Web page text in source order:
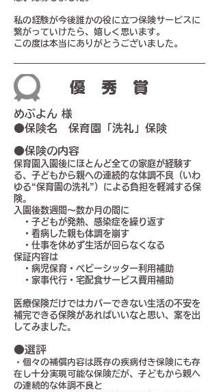
私の経験が今後誰かの役に立つ保険サービスに
繋がっていけたら、嬉しく思います。
この度は本当にありがとうございました。
優秀賞
めぶよん 様
●保険名 保育園「洗礼」保険
●保険の内容
保育園入園後にほとんど全ての家庭が経験す
る、子どもから親への連続的な体調不良（いわ
ゆる“保育園の洗礼”）による負担を軽減する保
険。
入園後数週間〜数か月の間に
・子どもが発熱、感染症を繰り返す
・看病した親も体調を崩す
・仕事を休めず生活が回らなくなる
保証内容は
・病児保育・ベビーシッター利用補助
・家事代行・宅配食サービス費用補助
医療保険だけではカバーできない生活の不安を
補完できる保険があればいいなと思い、案を出
してみました。
●選評
・個々の補償内容は既存の疾病付き保険にも存
在し十分実現可能な保険だが、子どもから親へ
の連続的な体調不良と